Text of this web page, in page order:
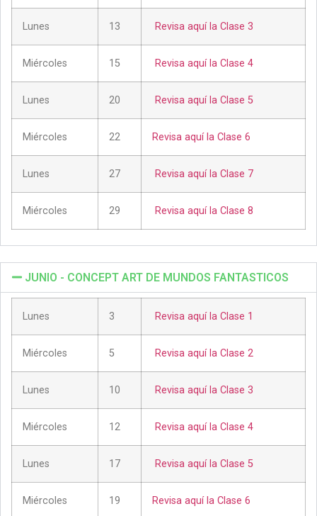
Lunes 13 Revisa aquí la Clase 3
Miércoles 15 Revisa aquí la Clase 4
Lunes 20 Revisa aquí la Clase 5
Miércoles 22 Revisa aquí la Clase 6
Lunes 27 Revisa aquí la Clase 7
Miércoles 29 Revisa aquí la Clase 8
JUNIO - CONCEPT ART DE MUNDOS FANTASTICOS
Lunes 3 Revisa aquí la Clase 1
Miércoles 5 Revisa aquí la Clase 2
Lunes 10 Revisa aquí la Clase 3
Miércoles 12 Revisa aquí la Clase 4
Lunes 17 Revisa aquí la Clase 5
Miércoles 19 Revisa aquí la Clase 6